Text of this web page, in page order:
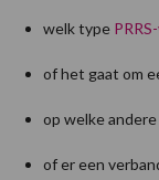
welk type
of het gaat om
op welke
of er een